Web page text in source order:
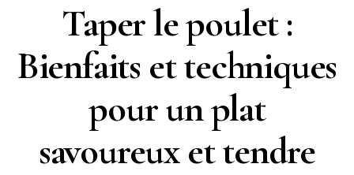
Taper le poulet :
Bienfaits et techniques
pour un plat
savoureux et tendre